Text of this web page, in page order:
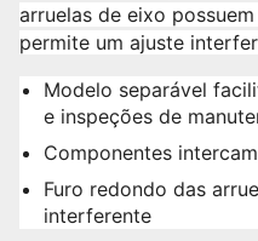
arruelas de eixo
permite um ajuste
Modelo separável
e inspeções de
Componentes
Furo redondo das
interferente